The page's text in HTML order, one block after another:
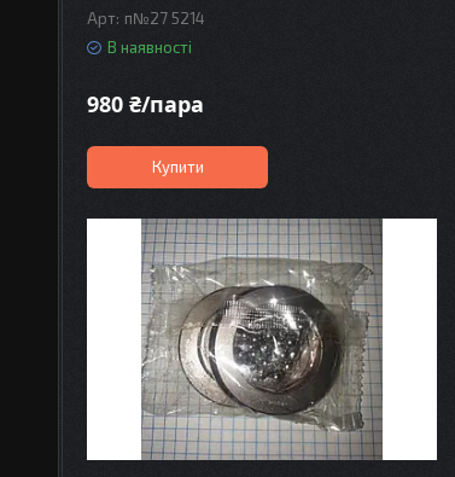
п№27 5214
В наявності
980 ₴/пара
Купити